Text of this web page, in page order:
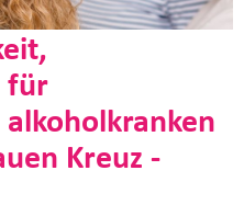
für
Kreuz -